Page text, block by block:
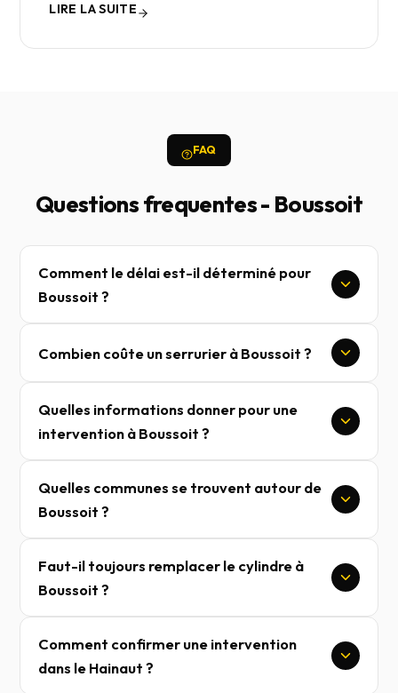
LIRE LA SUITE
FAQ
Questions frequentes - Boussoit
Comment le délai est-il déterminé pour
Boussoit ?
Combien coûte un serrurier à Boussoit ?
Quelles informations donner pour une
intervention à Boussoit ?
Quelles communes se trouvent autour de
Boussoit ?
Faut-il toujours remplacer le cylindre à
Boussoit ?
Comment confirmer une intervention
dans le Hainaut ?